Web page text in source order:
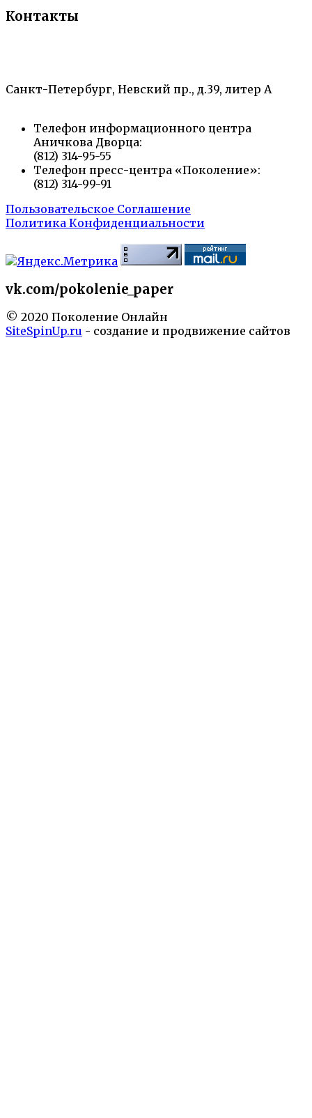
Контакты
Санкт-Петербург, Невский пр., д.39, литер А
Телефон информационного центра
Аничкова Дворца:
(812) 314-95-55
Телефон пресс-центра «Поколение»:
(812) 314-99-91
Пользовательское Соглашение
Политика Конфиденциальности
vk.com/pokolenie_paper
© 2020 Поколение Онлайн
SiteSpinUp.ru - создание и продвижение сайтов